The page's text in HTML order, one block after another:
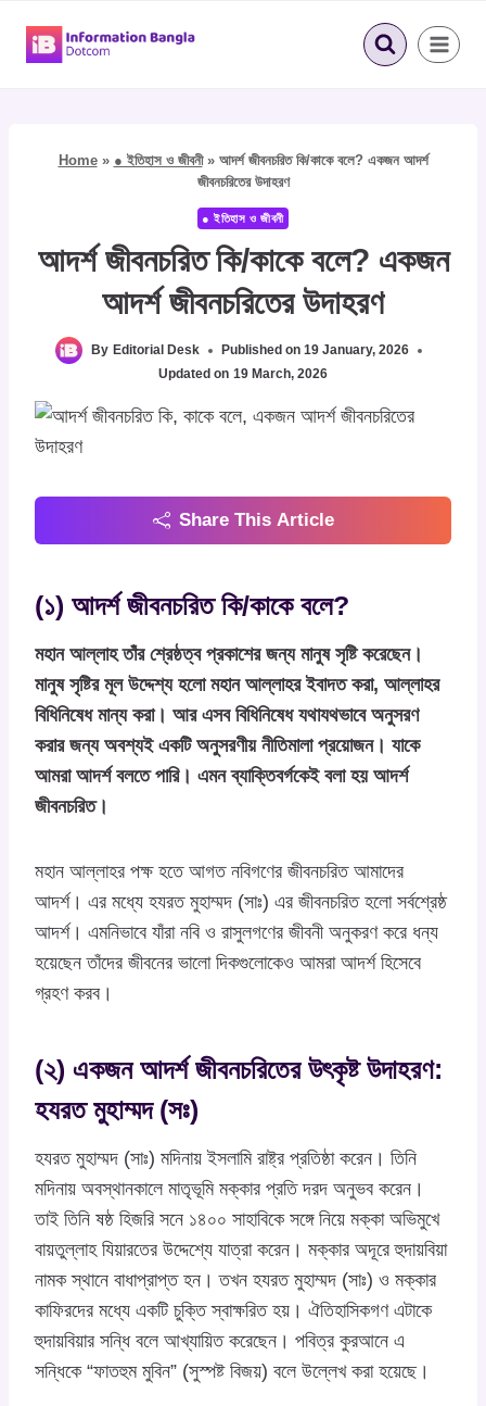
Home» ● ইতিহাস ও জীবনী» আদর্শ জীবনচরিত কি/কাকে বলে? একজন আদর্শ
জীবনচরিতের উদাহরণ
● ইতিহাস ও জীবনী
আদর্শ জীবনচরিত কি/কাকে বলে? একজন
আদর্শ জীবনচরিতের উদাহরণ
By Editorial Desk Published on 19 January, 2026
Updated on 19 March, 2026
Share This Article
(১) আদর্শ জীবনচরিত কি/কাকে বলে?
মহান আল্লাহ তাঁর শ্রেষ্ঠত্ব প্রকাশের জন্য মানুষ সৃষ্টি করেছেন।
মানুষ সৃষ্টির মূল উদ্দেশ্য হলো মহান আল্লাহর ইবাদত করা, আল্লাহর
বিধিনিষেধ মান্য করা। আর এসব বিধিনিষেধ যথাযথভাবে অনুসরণ
করার জন্য অবশ্যই একটি অনুসরণীয় নীতিমালা প্রয়োজন। যাকে
আমরা আদর্শ বলতে পারি। এমন ব্যাক্তিবর্গকেই বলা হয় আদর্শ
জীবনচরিত।
মহান আল্লাহর পক্ষ হতে আগত নবিগণের জীবনচরিত আমাদের
আদর্শ। এর মধ্যে হযরত মুহাম্মদ (সাঃ) এর জীবনচরিত হলো সর্বশ্রেষ্ঠ
আদর্শ। এমনিভাবে যাঁরা নবি ও রাসুলগণের জীবনী অনুকরণ করে ধন্য
হয়েছেন তাঁদের জীবনের ভালো দিকগুলোকেও আমরা আদর্শ হিসেবে
গ্রহণ করব।
(২) একজন আদর্শ জীবনচরিতের উৎকৃষ্ট উদাহরণ:
হযরত মুহাম্মদ (সঃ)
হযরত মুহাম্মদ (সাঃ) মদিনায় ইসলামি রাষ্ট্র প্রতিষ্ঠা করেন। তিনি
মদিনায় অবস্থানকালে মাতৃভূমি মক্কার প্রতি দরদ অনুভব করেন।
তাই তিনি ষষ্ঠ হিজরি সনে ১৪০০ সাহাবিকে সঙ্গে নিয়ে মক্কা অভিমুখে
বায়তুল্লাহ যিয়ারতের উদ্দেশ্যে যাত্রা করেন। মক্কার অদূরে হুদায়বিয়া
নামক স্থানে বাধাপ্রাপ্ত হন। তখন হযরত মুহাম্মদ (সাঃ) ও মক্কার
কাফিরদের মধ্যে একটি চুক্তি স্বাক্ষরিত হয়। ঐতিহাসিকগণ এটাকে
হুদায়বিয়ার সন্ধি বলে আখ্যায়িত করেছেন। পবিত্র কুরআনে এ
সন্ধিকে “ফাতহুম মুবিন” (সুস্পষ্ট বিজয়) বলে উল্লেখ করা হয়েছে।